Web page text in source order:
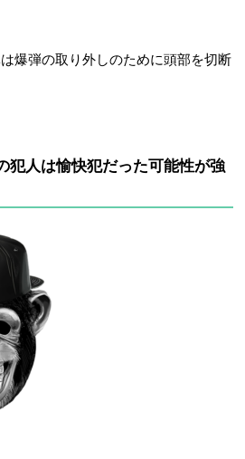
爆弾の取り外しのために頭部を切断
犯人は愉快犯だった可能性が強